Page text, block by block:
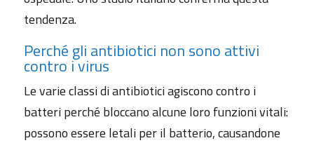
tendenza.
Perché gli antibiotici non sono attivi
contro i virus
Le varie classi di antibiotici agiscono contro i
batteri perché bloccano alcune loro funzioni vitali:
possono essere letali per il batterio, causandone